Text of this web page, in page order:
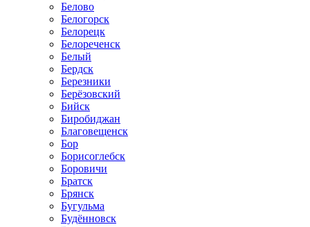
Белово
Белогорск
Белорецк
Белореченск
Белый
Бердск
Березники
Берёзовский
Бийск
Биробиджан
Благовещенск
Бор
Борисоглебск
Боровичи
Братск
Брянск
Бугульма
Будённовск